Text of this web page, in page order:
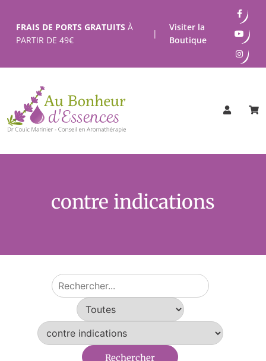
contenu
FRAIS DE PORTS GRATUITS À
PARTIR DE 49€
|
Visiter la
Boutique
contre indications